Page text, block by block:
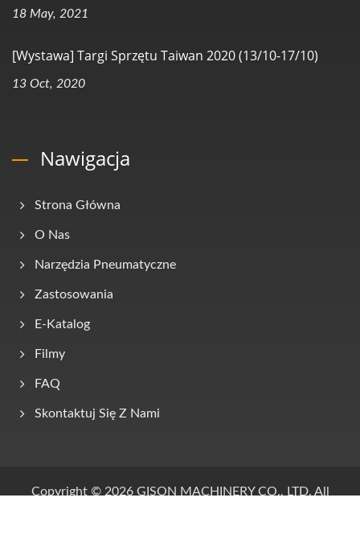
18 May, 2021
[Wystawa] Targi Sprzętu Taiwan 2020 (13/10-17/10)
13 Oct, 2020
Nawigacja
Strona Główna
O Nas
Narzędzia Pneumatyczne
Zastosowania
E-Katalog
Filmy
FAQ
Skontaktuj Się Z Nami
Copyright © 2026 GISON MACHINERY CO., LTD. All